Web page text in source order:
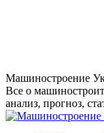
Перейти
к
содержанию
Машиностроение
Все о
анализ, прогноз,